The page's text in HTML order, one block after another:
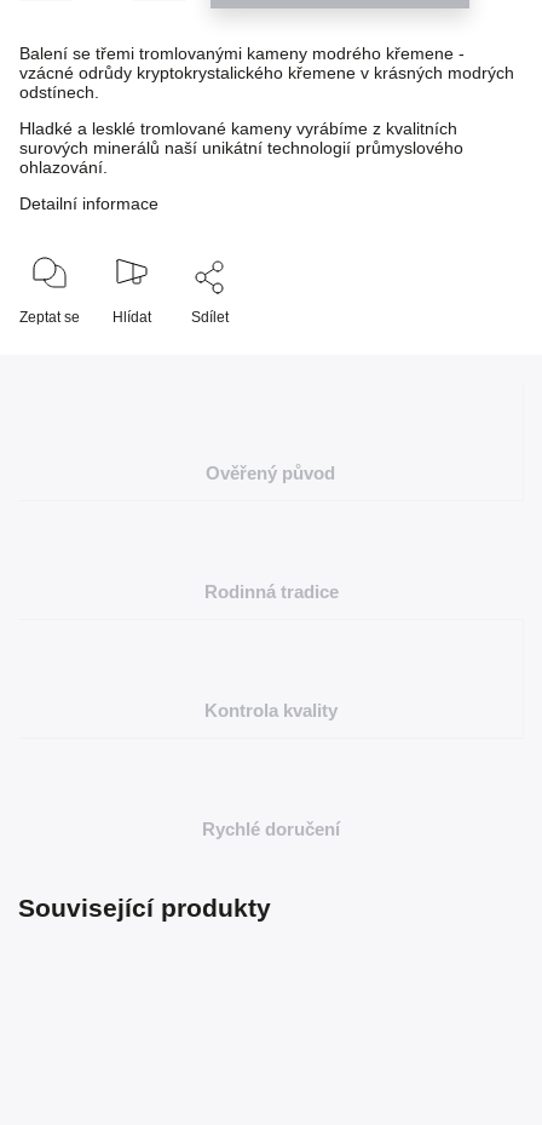
Balení se třemi tromlovanými kameny modrého křemene -
vzácné odrůdy kryptokrystalického křemene v krásných modrých
odstínech.
Hladké a lesklé tromlované kameny vyrábíme z kvalitních
surových minerálů naší unikátní technologií průmyslového
ohlazování.
Detailní informace
Zeptat se Hlídat Sdílet
Ověřený původ
Rodinná tradice
Kontrola kvality
Rychlé doručení
Související produkty